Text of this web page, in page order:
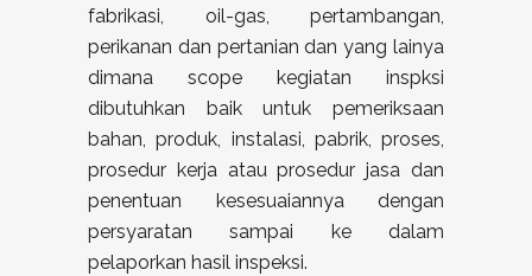
fabrikasi, oil-gas, pertambangan,
perikanan dan pertanian dan yang lainya
dimana scope kegiatan inspksi
dibutuhkan baik untuk pemeriksaan
bahan, produk, instalasi, pabrik, proses,
prosedur kerja atau prosedur jasa dan
penentuan kesesuaiannya dengan
persyaratan sampai ke dalam
pelaporkan hasil inspeksi.